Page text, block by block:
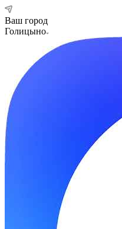
Ваш город
Голицыно